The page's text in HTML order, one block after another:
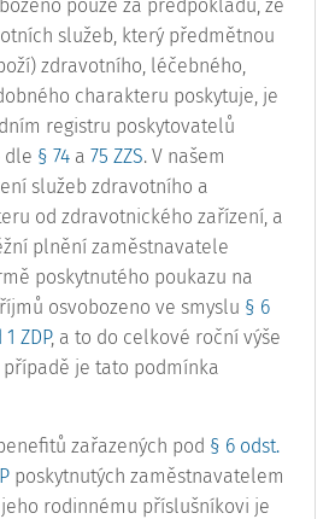
pouze za předpokladu, že
služeb, který předmětnou
zdravotního, léčebného,
charakteru poskytuje, je
registru poskytovatelů
dle § 74 a 75 ZZS. V našem
služeb zdravotního a
od zdravotnického zařízení, a
plnění zaměstnavatele
poskytnutého poukazu na
osvobozeno ve smyslu § 6
ZDP, a to do celkové roční výše
případě je tato podmínka
zařazených pod § 6 odst.
poskytnutých zaměstnavatelem
rodinnému příslušníkovi je